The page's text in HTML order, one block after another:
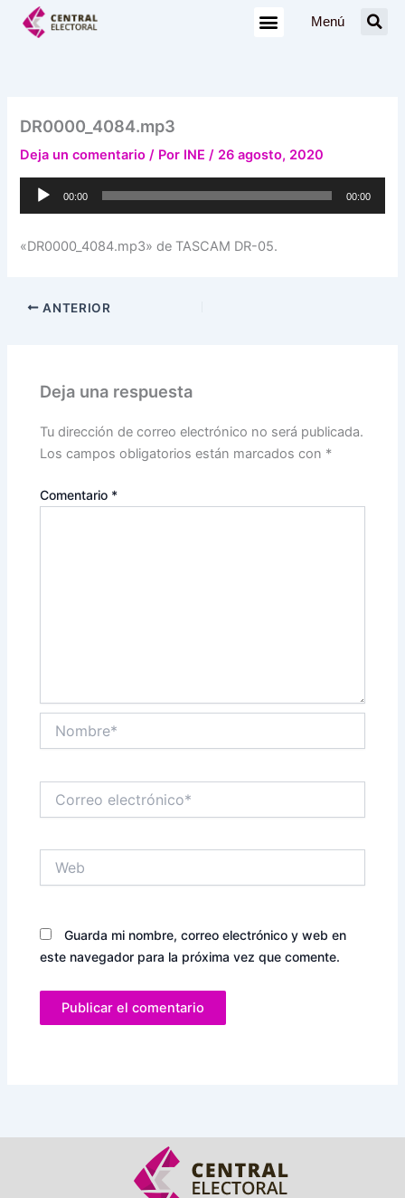
Menú
DR0000_4084.mp3
Deja un comentario / Por INE/ 26 agosto, 2020
Reproductor
00:00 00:00
«DR0000_4084.mp3» de TASCAM DR-05.
ANTERIOR
Deja una respuesta
Tu dirección de correo electrónico no será publicada.
Los campos obligatorios están marcados con *
Comentario *
electrónico*
Guarda mi nombre, correo electrónico y web en
este navegador para la próxima vez que comente.